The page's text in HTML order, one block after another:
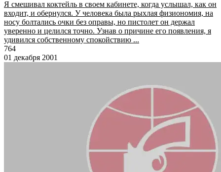
Я смешивал коктейль в своем кабинете, когда услышал, как он
входит, и обернулся. У человека была рыхлая физиономия, на
носу болтались очки без оправы, но пистолет он держал
уверенно и целился точно. Узнав о причине его появления, я
удивился собственному спокойствию ...
764
01 декабря 2001